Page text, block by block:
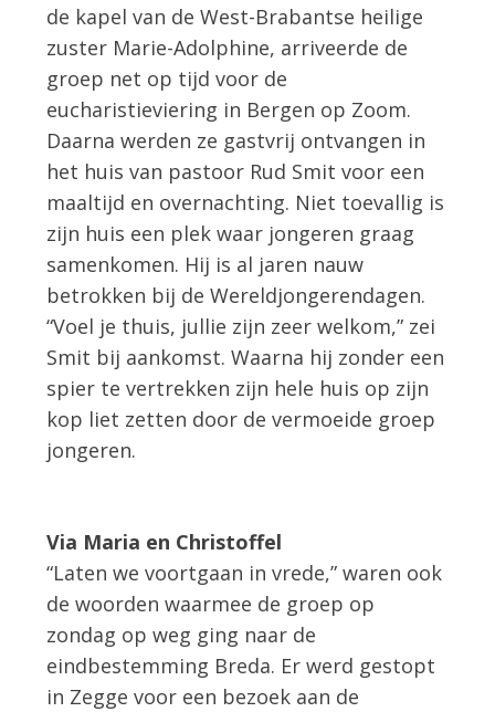
de kapel van de West-Brabantse heilige
zuster Marie-Adolphine, arriveerde de
groep net op tijd voor de
eucharistieviering in Bergen op Zoom.
Daarna werden ze gastvrij ontvangen in
het huis van pastoor Rud Smit voor een
maaltijd en overnachting. Niet toevallig is
zijn huis een plek waar jongeren graag
samenkomen. Hij is al jaren nauw
betrokken bij de Wereldjongerendagen.
“Voel je thuis, jullie zijn zeer welkom,” zei
Smit bij aankomst. Waarna hij zonder een
spier te vertrekken zijn hele huis op zijn
kop liet zetten door de vermoeide groep
jongeren.
Via Maria en Christoffel
“Laten we voortgaan in vrede,” waren ook
de woorden waarmee de groep op
zondag op weg ging naar de
eindbestemming Breda. Er werd gestopt
in Zegge voor een bezoek aan de